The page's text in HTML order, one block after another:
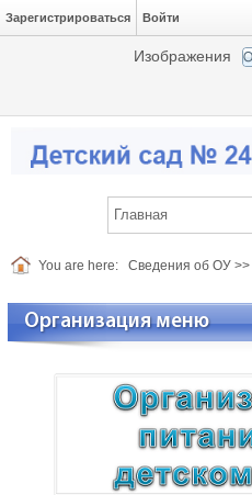
Зарегистрироваться Войти
Изображения
You are here: Сведения об ОУ >>
Организация меню